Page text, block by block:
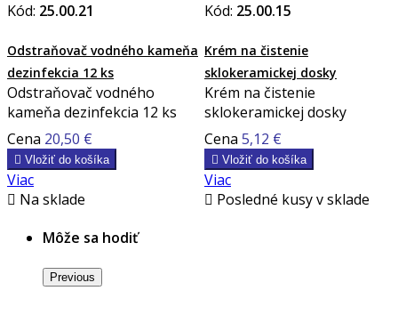
Kód: 25.00.21
Odstraňovač vodného kameňa
dezinfekcia 12 ks
Odstraňovač vodného
kameňa dezinfekcia 12 ks
Cena 20,50 €
 Vložiť do košíka
Viac
 Na sklade
Kód: 25.00.15
Krém na čistenie
sklokeramickej dosky
Krém na čistenie
sklokeramickej dosky
Cena 5,12 €
 Vložiť do košíka
Viac
 Posledné kusy v sklade
Môže sa hodiť
Previous